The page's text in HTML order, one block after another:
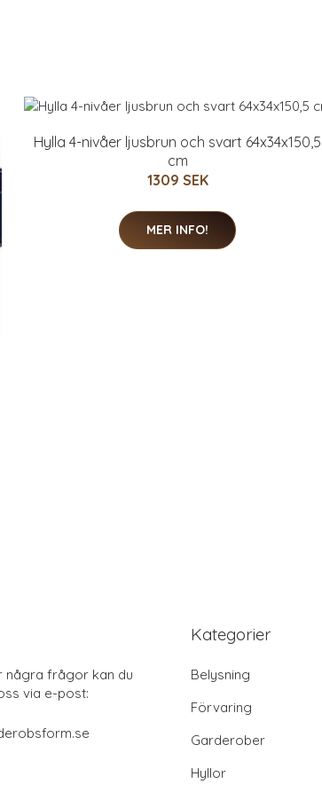
Hylla 4-nivåer ljusbrun och svart 64x34x150,5
cm
1309 SEK
MER INFO!
några frågor kan du
via e-post:
Kategorier
Belysning
Förvaring
Garderober
Hyllor